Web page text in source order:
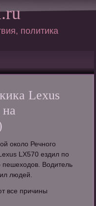
политика
Lexus
около Речного
LX570 ездил по
пешеходов. Водитель
людей.
все причины